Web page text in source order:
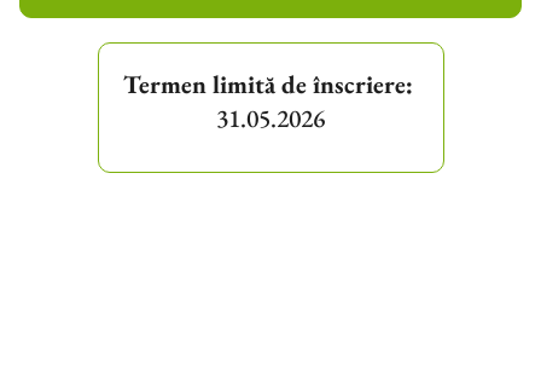
Termen limită de înscriere:
31.05.2026